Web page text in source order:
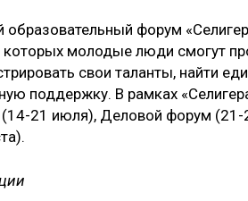
форум
молодые люди смогут
свои таланты, найти
поддержку. В рамках
21 июля), Деловой форум (21-